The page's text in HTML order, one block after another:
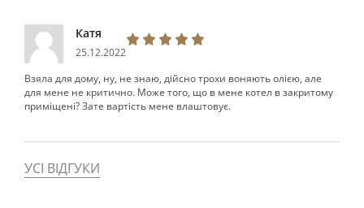
Катя
25.12.2022
Взяла для дому, ну, не знаю, дійсно трохи воняють олією, але
для мене не критично. Може того, що в мене котел в закритому
приміщені? Зате вартість мене влаштовує.
УСІ ВІДГУКИ